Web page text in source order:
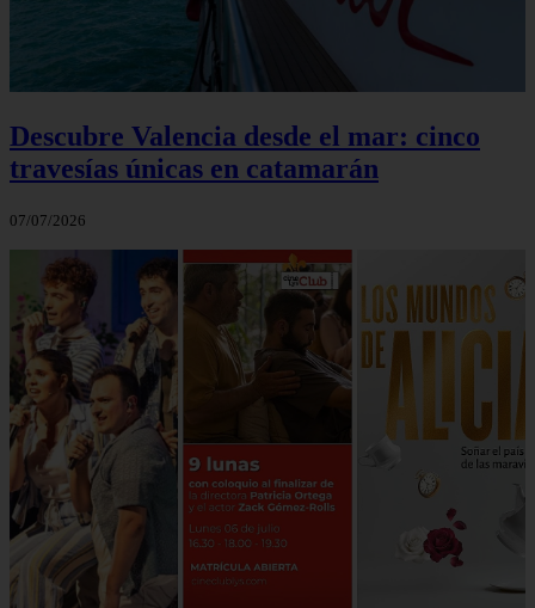
Descubre Valencia desde el mar: cinco
travesías únicas en catamarán
07/07/2026